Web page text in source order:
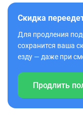
Скидка
Для продления
сохранится ваша
езду — даже при
Продлить